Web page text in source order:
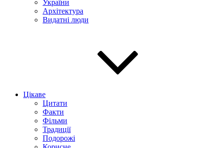
України
Архітектура
Видатні люди
Цікаве
Цитати
Факти
Фільми
Традиції
Подорожі